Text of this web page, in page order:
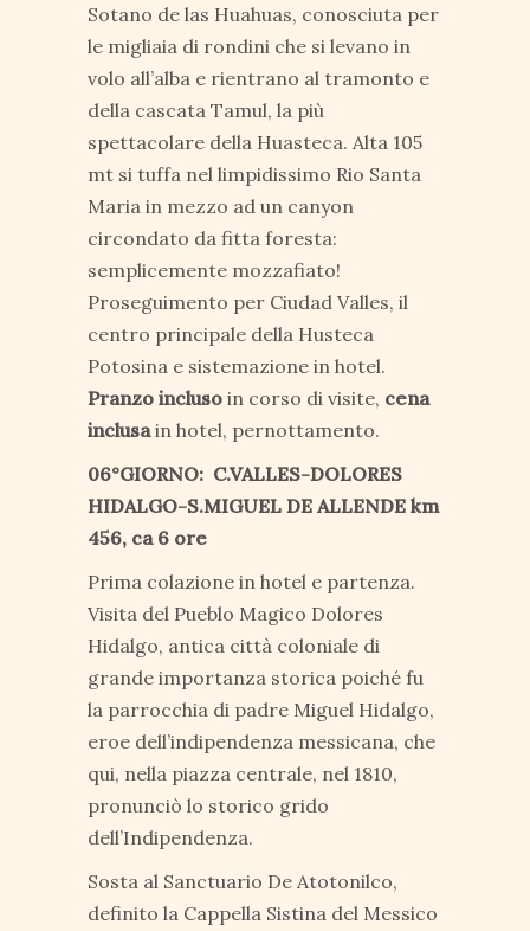
Sotano de las Huahuas, conosciuta per
le migliaia di rondini che si levano in
volo all’alba e rientrano al tramonto e
della cascata Tamul, la più
spettacolare della Huasteca. Alta 105
mt si tuffa nel limpidissimo Rio Santa
Maria in mezzo ad un canyon
circondato da fitta foresta:
semplicemente mozzafiato!
Proseguimento per Ciudad Valles, il
centro principale della Husteca
Potosina e sistemazione in hotel.
Pranzo incluso in corso di visite, cena
inclusain hotel, pernottamento.
06°GIORNO: C.VALLES-DOLORES
HIDALGO-S.MIGUEL DE ALLENDE km
456, ca 6 ore
Prima colazione in hotel e partenza.
Visita del Pueblo Magico Dolores
Hidalgo, antica città coloniale di
grande importanza storica poiché fu
la parrocchia di padre Miguel Hidalgo,
eroe dell’indipendenza messicana, che
qui, nella piazza centrale, nel 1810,
pronunciò lo storico grido
dell’Indipendenza.
Sosta al Sanctuario De Atotonilco,
definito la Cappella Sistina del Messico